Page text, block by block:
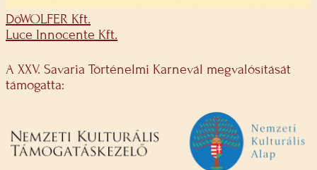
DöWOLFER Kft.
Luce Innocente Kft.
A XXV. Savaria Történelmi Karnevál megvalósítását
támogatta: